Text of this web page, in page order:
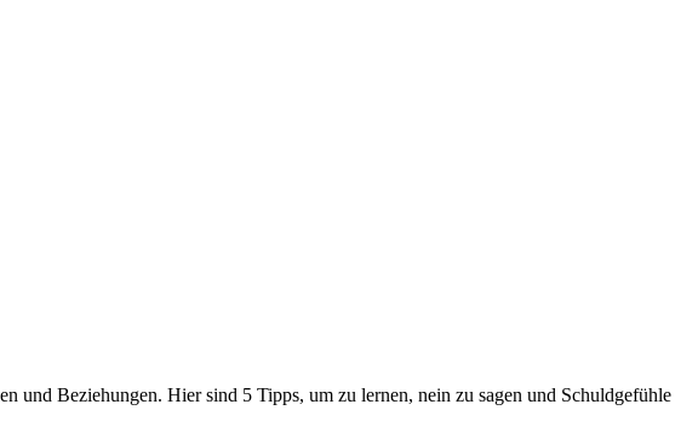
und Beziehungen. Hier sind 5 Tipps, um zu lernen, nein zu sagen und Schuldgefühle